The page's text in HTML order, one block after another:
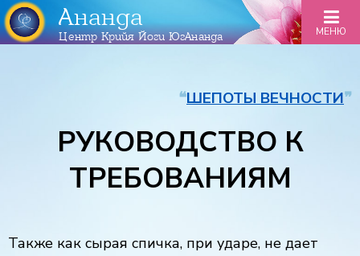
Ананда
Центр Крийя Йоги ЮгАнанда МЕНЮ
❝ШЕПОТЫ ВЕЧНОСТИ❞
РУКОВОДСТВО К
ТРЕБОВАНИЯМ
Также как сырая спичка, при ударе, не дает